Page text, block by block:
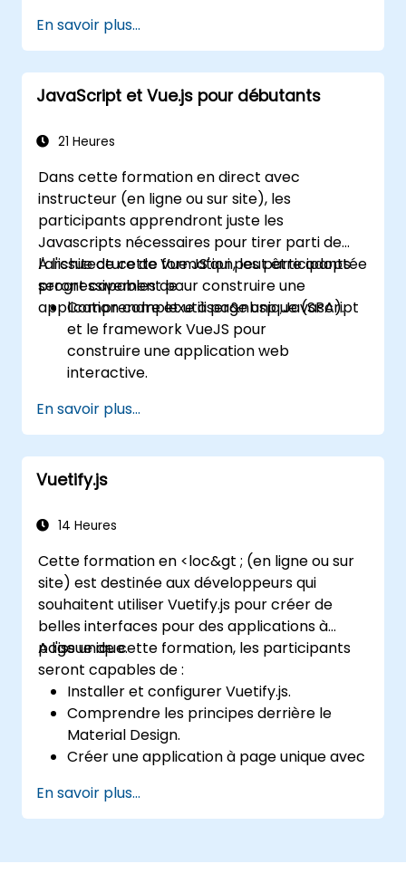
Écrire un code modulaire et réutilisable.
Faire progresser une vue de manière
incrémentielle jusqu'à une application
complète à une seule page.
Utiliser l'écosystème de Vue pour étendre
En savoir plus...
JavaScript et Vue.js pour débutants
21 Heures
Dans cette formation en direct avec
instructeur (en ligne ou sur site), les
participants apprendront juste les
Javascripts nécessaires pour tirer parti de
l'architecture de Vue JS'qui peut être adoptée
progressivement pour construire une
application complexe à page unique (SPA).
A l'issue de cette formation, les participants
seront capables de :
Comprendre et utiliser&nbsp ;Javascript
et le framework VueJS pour
construire une application web
interactive.
interactives qui réagissent efficacement
aux événements de l'utilisateur.
Écrire du code modulaire et réutilisable.
Faire évoluer progressivement une vue
complète.
En savoir plus...
Vuetify.js
14 Heures
Cette formation en <loc&gt ; (en ligne ou sur
site) est destinée aux développeurs qui
souhaitent utiliser Vuetify.js pour créer de
belles interfaces pour des applications à
page unique.
A l'issue de cette formation, les participants
seront capables de :
Installer et configurer Vuetify.js.
Comprendre les principes derrière le
Material Design.
Créer une application à page unique avec
utilisant Vue.js et Vuetify.js.
En savoir plus...